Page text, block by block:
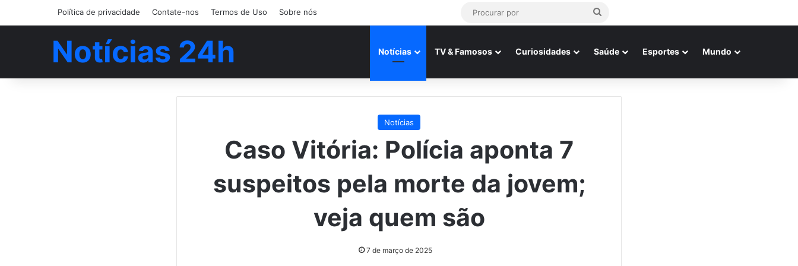
Política de privacidade Contate-nos Termos de Uso Sobre nós
Procurar
Notícias 24h Notícias TV & Famosos Curiosidades Saúde Esportes Mundo
Notícias
Caso Vitória: Polícia aponta 7
suspeitos pela morte da jovem;
veja quem são
7 de março de 2025